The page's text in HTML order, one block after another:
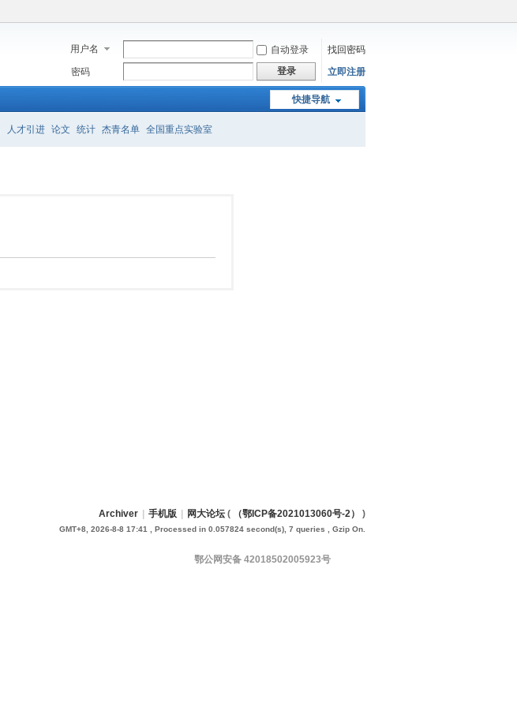
用户名 自动登录
找回密码
密码
登录 立即注册
快捷导航
人才引进 论文 统计 杰青名单 全国重点实验室
Archiver 手机版 网大论坛 ( （鄂ICP备2021013060号-2） )
GMT+8, 2026-8-8 17:41 , Processed in 0.057824 second(s), 7 queries , Gzip On.
鄂公网安备 42018502005923号